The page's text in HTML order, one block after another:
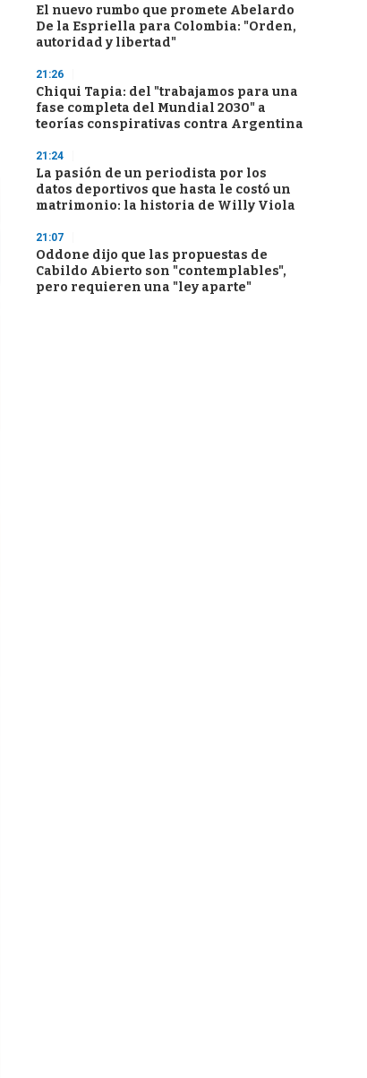
El nuevo rumbo que promete Abelardo
De la Espriella para Colombia: "Orden,
autoridad y libertad"
21:26
Chiqui Tapia: del "trabajamos para una
fase completa del Mundial 2030" a
teorías conspirativas contra Argentina
21:24
La pasión de un periodista por los
datos deportivos que hasta le costó un
matrimonio: la historia de Willy Viola
21:07
Oddone dijo que las propuestas de
Cabildo Abierto son "contemplables",
pero requieren una "ley aparte"